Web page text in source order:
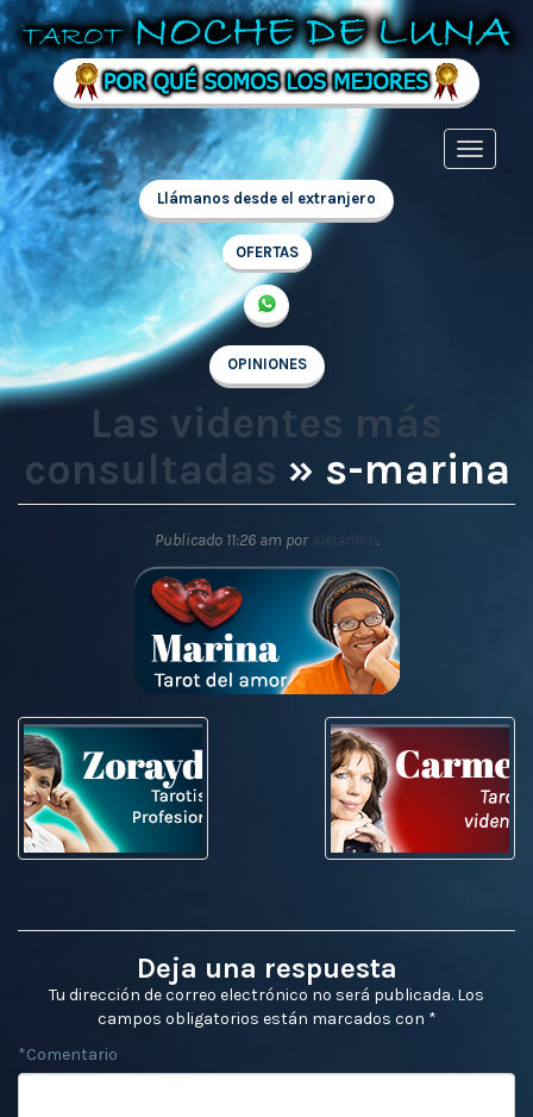
Llámanos desde el extranjero
OFERTAS
OPINIONES
Las videntes más
consultadas » s-marina
Publicado 11:26 am por Alejandro.
Deja una respuesta
Tu dirección de correo electrónico no será publicada. Los
campos obligatorios están marcados con *
Comentario
*